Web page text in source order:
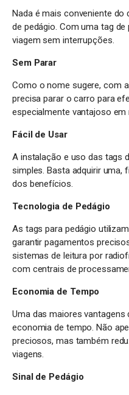
Nada é mais conveniente do
de pedágio. Com uma tag
viagem sem interrupções.
Sem Parar
Como o nome sugere, com
precisa parar o carro para
especialmente vantajoso
Fácil de Usar
A instalação e uso das tags
simples. Basta adquirir uma,
dos benefícios.
Tecnologia de Pedágio
As tags para pedágio
garantir pagamentos
sistemas de leitura por
com centrais de
Economia de Tempo
Uma das maiores vantagens
economia de tempo. Não
preciosos, mas também
viagens.
Sinal de Pedágio